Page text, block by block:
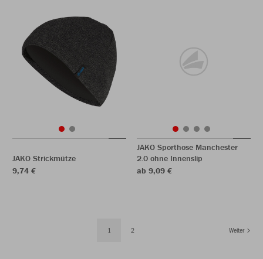
JAKO Strickmütze
9,74 €
JAKO Sporthose Manchester
2.0 ohne Innenslip
ab 9,09 €
1 2 Weiter